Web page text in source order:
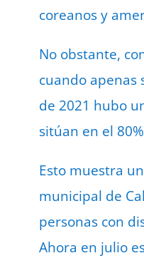
coreanos y
No obstante,
cuando apenas
de 2021 hubo
sitúan en el
Esto muestra
municipal de
personas con
Ahora en julio